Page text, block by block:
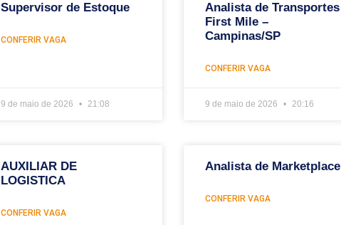
Supervisor de Estoque
CONFERIR VAGA
9 de maio de 2026 21:08
Analista de Transportes
First Mile –
Campinas/SP
CONFERIR VAGA
9 de maio de 2026 20:16
AUXILIAR DE
LOGISTICA
CONFERIR VAGA
Analista de Marketplace
CONFERIR VAGA